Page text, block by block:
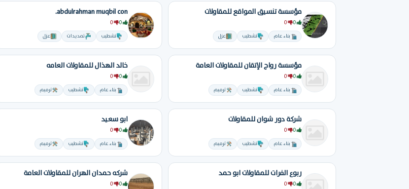
مؤسسة تنسيق المواقع للمقاولات
بناء عام تشطيب عزل
abdulrahman muqbil con.
0
0
تشطيب تمديدات عزل
مؤسسة رواج الإتقان للمقاولات العامة
بناء عام تشطيب ترميم
خالد الهذال للمقاولات العامه
0
0
بناء عام تشطيب ترميم
شركة دور شوان للمقاولات
بناء عام تشطيب ترميم
ابو سعيد
0
0
بناء عام تشطيب ترميم
ربوع الفرات للمقاولات ابو حمد شركه حمدان الهران للمقاولات العامة
0
0